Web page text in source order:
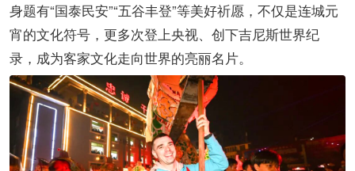
身题有“国泰民安”“五谷丰登”等美好祈愿，不仅是连城元
宵的文化符号，更多次登上央视、创下吉尼斯世界纪
录，成为客家文化走向世界的亮丽名片。